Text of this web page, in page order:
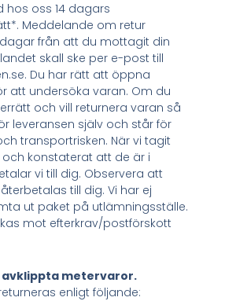
hos oss 14 dagars
Meddelande om retur
från att du mottagit din
skall ske per e-post till
Du har rätt att öppna
att undersöka varan. Om du
och vill returnera varan så
leveransen själv och står för
transportrisken. När vi tagit
konstaterat att de är i
vi till dig. Observera att
till dig. Vi har ej
ut paket på utlämningsställe.
mot efterkrav/postförskott
metervaror.
enligt följande: